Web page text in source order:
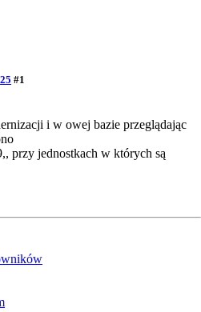
#1
i w owej bazie przeglądając
przy jednostkach w których są